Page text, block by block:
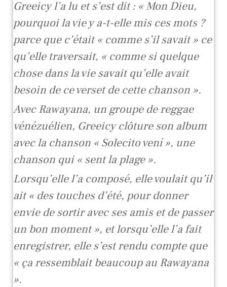
Greeicy l’a lu et s’est dit : « Mon Dieu,
pourquoi la vie y a-t-elle mis ces mots ?
parce que c’était « comme s’il savait » ce
qu’elle traversait, « comme si quelque
chose dans la vie savait qu’elle avait
besoin de ce verset de cette chanson ».
Avec Rawayana, un groupe de reggae
vénézuélien, Greeicy clôture son album
avec la chanson « Solecito vení », une
chanson qui « sent la plage ».
Lorsqu’elle l’a composé, elle voulait qu’il
ait « des touches d’été, pour donner
envie de sortir avec ses amis et de passer
un bon moment », et lorsqu’elle l’a fait
enregistrer, elle s’est rendu compte que
« ça ressemblait beaucoup au Rawayana
».